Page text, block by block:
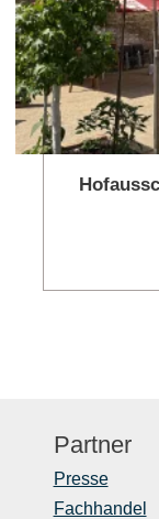
Partner
Presse
Fachhandel